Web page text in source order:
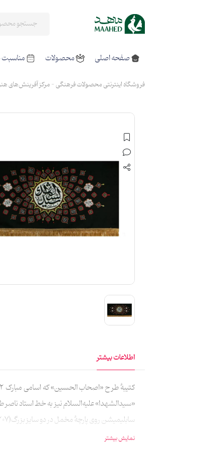
صفحه اصلی محصولات مناسبت
فروشگاه اینترنتی محصولات فرهنگی - مرکز آفرینش‌های
اطلاعات بیشتر
سابلیمیشن روی پارچۀ مخمل در دو سایز بزرگ(207 در 101 سانتی‌متر) و کوچک(70 در 140 سانتی‌متر) چاپ و تولید شده است.
نمایش بیشتر